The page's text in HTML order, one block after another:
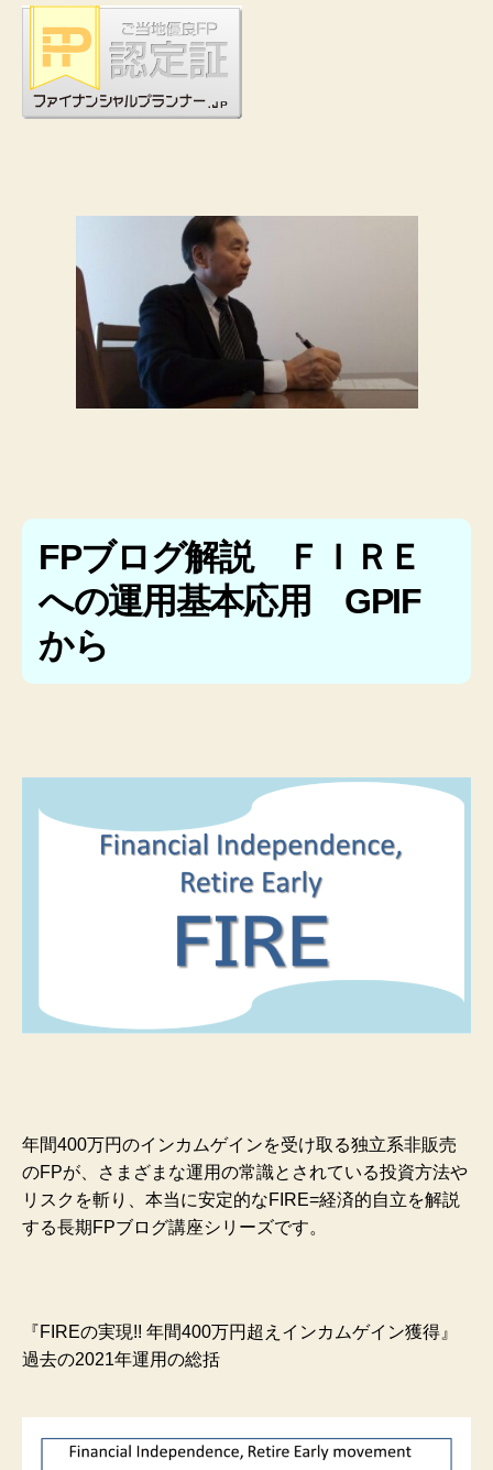
FPブログ解説 ＦＩＲＥ
への運用基本応用 GPIF
から
年間400万円のインカムゲインを受け取る独立系非販売
のFPが、さまざまな運用の常識とされている投資方法や
リスクを斬り、本当に安定的なFIRE=経済的自立を解説
する長期FPブログ講座シリーズです。
『FIREの実現!! 年間400万円超えインカムゲイン獲得』
過去の2021年運用の総括